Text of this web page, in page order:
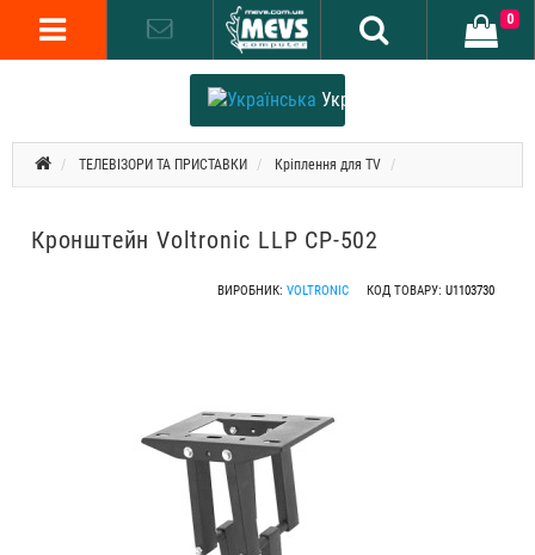
Українська
0
ТЕЛЕВІЗОРИ ТА ПРИСТАВКИ Кріплення для TV
Кронштейн Voltronic LLP CP-502
ВИРОБНИК: VOLTRONIC КОД ТОВАРУ: U1103730